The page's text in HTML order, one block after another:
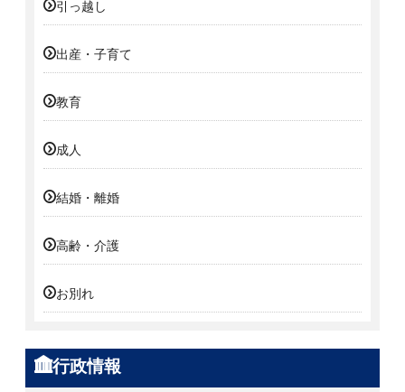
引っ越し
出産・子育て
教育
成人
結婚・離婚
高齢・介護
お別れ
行政情報